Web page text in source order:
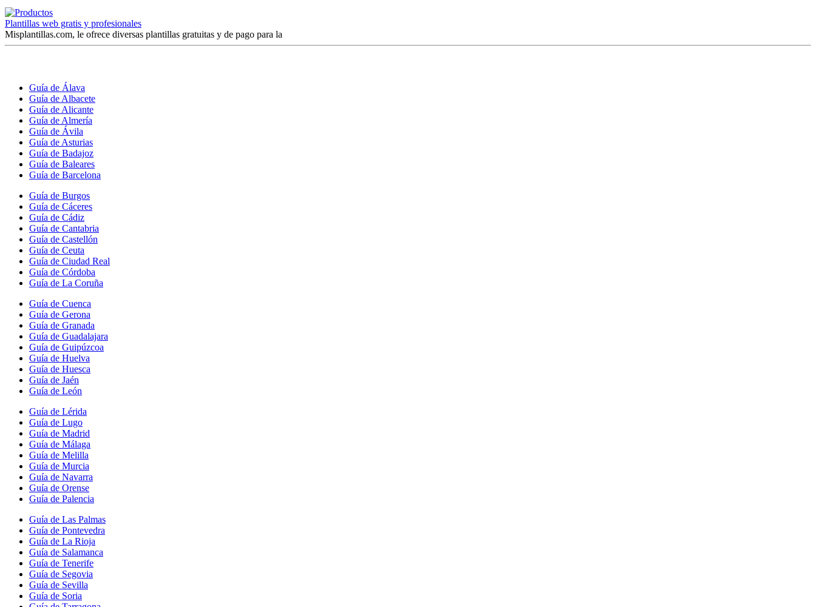
Plantillas web gratis y profesionales
Misplantillas.com, le ofrece diversas plantillas gratuitas y de pago para la
Guía de Álava
Guía de Albacete
Guía de Alicante
Guía de Almería
Guía de Ávila
Guía de Asturias
Guía de Badajoz
Guía de Baleares
Guía de Barcelona
Guía de Burgos
Guía de Cáceres
Guía de Cádiz
Guía de Cantabria
Guía de Castellón
Guía de Ceuta
Guía de Ciudad Real
Guía de Córdoba
Guía de La Coruña
Guía de Cuenca
Guía de Gerona
Guía de Granada
Guía de Guadalajara
Guía de Guipúzcoa
Guía de Huelva
Guía de Huesca
Guía de Jaén
Guía de León
Guía de Lérida
Guía de Lugo
Guía de Madrid
Guía de Málaga
Guía de Melilla
Guía de Murcia
Guía de Navarra
Guía de Orense
Guía de Palencia
Guía de Las Palmas
Guía de Pontevedra
Guía de La Rioja
Guía de Salamanca
Guía de Tenerife
Guía de Segovia
Guía de Sevilla
Guía de Soria